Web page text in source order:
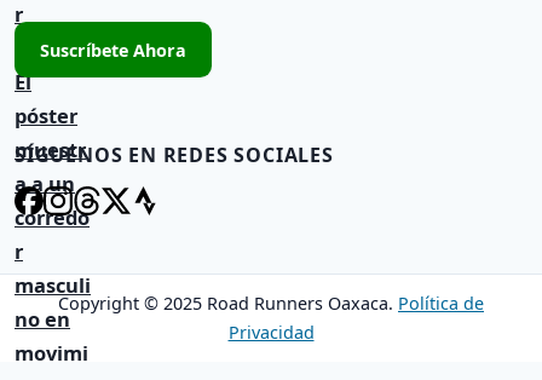
t
r
a
d
a
s
g
e
a
t
u
c
o
r
e
o
Suscríbete Ahora
SÍGUENOS EN REDES SOCIALES
Copyright © 2025 Road Runners Oaxaca. Política de
Privacidad